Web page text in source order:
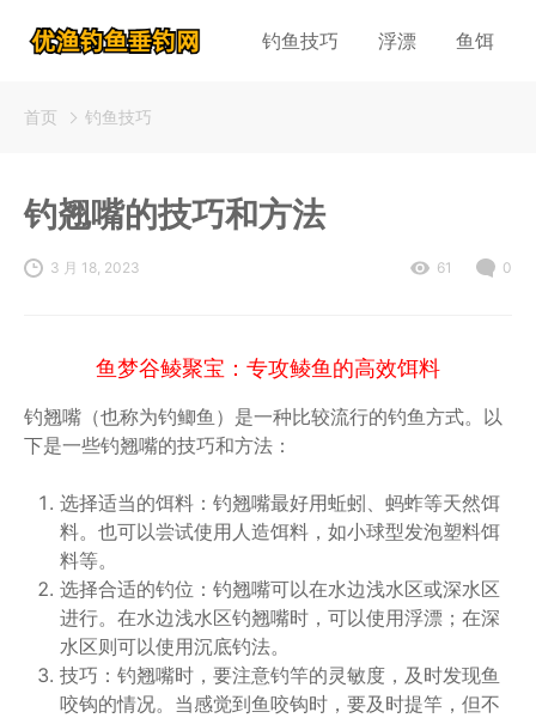
钓鱼技巧 浮漂 鱼饵
首页 钓鱼技巧
钓翘嘴的技巧和方法
3 月 18, 2023 61 0
鱼梦谷鲮聚宝：专攻鲮鱼的高效饵料
钓翘嘴（也称为钓鲫鱼）是一种比较流行的钓鱼方式。以
下是一些钓翘嘴的技巧和方法：
选择适当的饵料：钓翘嘴最好用蚯蚓、蚂蚱等天然饵
料。也可以尝试使用人造饵料，如小球型发泡塑料饵
料等。
选择合适的钓位：钓翘嘴可以在水边浅水区或深水区
进行。在水边浅水区钓翘嘴时，可以使用浮漂；在深
水区则可以使用沉底钓法。
技巧：钓翘嘴时，要注意钓竿的灵敏度，及时发现鱼
咬钩的情况。当感觉到鱼咬钩时，要及时提竿，但不